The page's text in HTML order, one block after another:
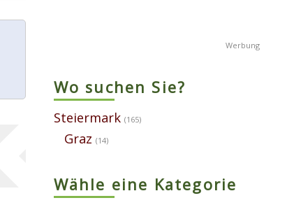
Wo suchen Sie?
Steiermark (165)
Graz (14)
Wähle eine Kategorie